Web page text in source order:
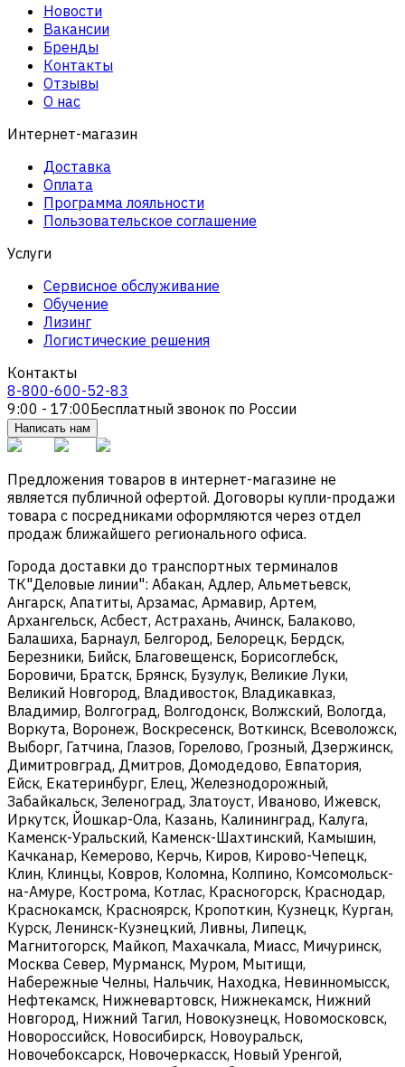
Новости
Вакансии
Бренды
Контакты
Отзывы
О нас
Интернет-магазин
Доставка
Оплата
Программа лояльности
Пользовательское соглашение
Услуги
Сервисное обслуживание
Обучение
Лизинг
Логистические решения
Контакты
8-800-600-52-83
9:00 - 17:00Бесплатный звонок по России
Написать нам
Предложения товаров в интернет-магазине не
является публичной офертой. Договоры купли-продажи
товара с посредниками оформляются через отдел
продаж ближайшего регионального офиса.
Города доставки до транспортных терминалов
ТК"Деловые линии": Абакан, Адлер, Альметьевск,
Ангарск, Апатиты, Арзамас, Армавир, Артем,
Архангельск, Асбест, Астрахань, Ачинск, Балаково,
Балашиха, Барнаул, Белгород, Белорецк, Бердск,
Березники, Бийск, Благовещенск, Борисоглебск,
Боровичи, Братск, Брянск, Бузулук, Великие Луки,
Великий Новгород, Владивосток, Владикавказ,
Владимир, Волгоград, Волгодонск, Волжский, Вологда,
Воркута, Воронеж, Воскресенск, Воткинск, Всеволожск,
Выборг, Гатчина, Глазов, Горелово, Грозный, Дзержинск,
Димитровград, Дмитров, Домодедово, Евпатория,
Ейск, Екатеринбург, Елец, Железнодорожный,
Забайкальск, Зеленоград, Златоуст, Иваново, Ижевск,
Иркутск, Йошкар-Ола, Казань, Калининград, Калуга,
Каменск-Уральский, Каменск-Шахтинский, Камышин,
Качканар, Кемерово, Керчь, Киров, Кирово-Чепецк,
Клин, Клинцы, Ковров, Коломна, Колпино, Комсомольск-
на-Амуре, Кострома, Котлас, Красногорск, Краснодар,
Краснокамск, Красноярск, Кропоткин, Кузнецк, Курган,
Курск, Ленинск-Кузнецкий, Ливны, Липецк,
Магнитогорск, Майкоп, Махачкала, Миасс, Мичуринск,
Москва Север, Мурманск, Муром, Мытищи,
Набережные Челны, Нальчик, Находка, Невинномысск,
Нефтекамск, Нижневартовск, Нижнекамск, Нижний
Новгород, Нижний Тагил, Новокузнецк, Новомосковск,
Новороссийск, Новосибирск, Новоуральск,
Новочебоксарск, Новочеркасск, Новый Уренгой,